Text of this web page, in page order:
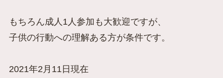
もちろん成人1人参加も大歓迎ですが、
子供の行動への理解ある方が条件です。
2021年2月11日現在